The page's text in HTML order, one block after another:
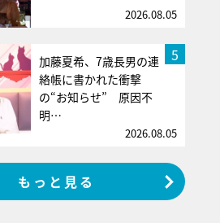
2026.08.05
5
加藤夏希、7歳長男の連
絡帳に書かれた衝撃
の“お知らせ” 原因不
明…
2026.08.05
もっと見る